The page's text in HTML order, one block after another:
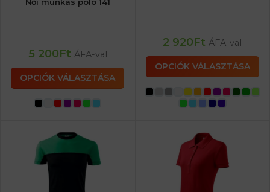
Női munkás póló 141
5 200Ft ÁFA-val
OPCIÓK VÁLASZTÁSA
2 920Ft ÁFA-val
OPCIÓK VÁLASZTÁSA